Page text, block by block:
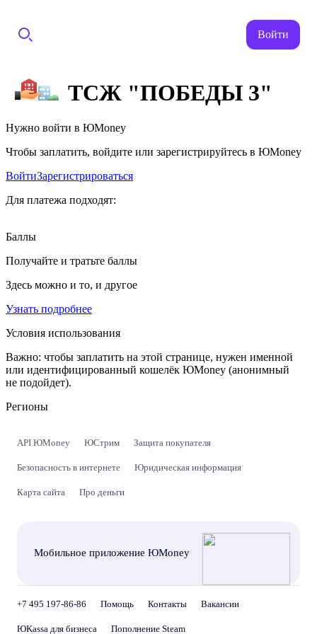
Войти
ТСЖ "ПОБЕДЫ 3"
Нужно войти в ЮMoney
Чтобы заплатить, войдите или зарегистрируйтесь в ЮMoney
ВойтиЗарегистрироваться
Для платежа подходят:
Баллы
Получайте и тратьте баллы
Здесь можно и то, и другое
Узнать подробнее
Условия использования
Важно: чтобы заплатить на этой странице, нужен именной
или идентифицированный кошелёк ЮMoney (анонимный
не подойдет).
Регионы
API ЮMoney ЮСтрим Защита покупателя
Безопасность в интернете Юридическая информация
Карта сайта Про деньги
Мобильное приложение ЮMoney
+7 495 197-86-86 Помощь Контакты Вакансии
ЮKassa для бизнеса Пополнение Steam